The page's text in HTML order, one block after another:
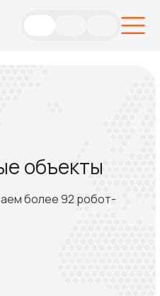
объекты
более 92 робот-